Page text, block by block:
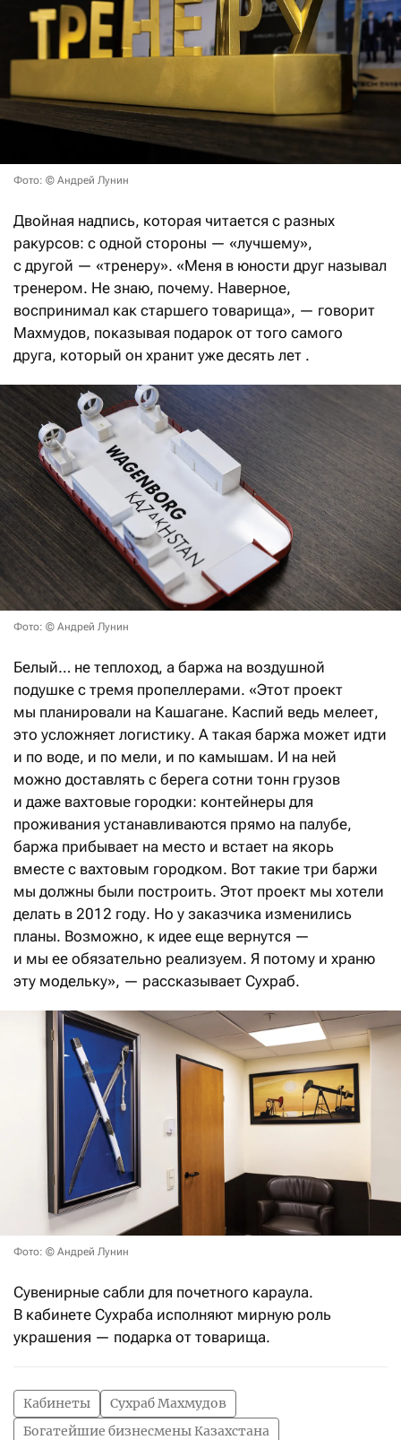
Фото: © Андрей Лунин
Двойная надпись, которая читается с разных
ракурсов: с одной стороны — «лучшему»,
с другой — «тренеру». «Меня в юности друг называл
тренером. Не знаю, почему. Наверное,
воспринимал как старшего товарища», — говорит
Махмудов, показывая подарок от того самого
друга, который он хранит уже десять лет .
Фото: © Андрей Лунин
Белый… не теплоход, а баржа на воздушной
подушке с тремя пропеллерами. «Этот проект
мы планировали на Кашагане. Каспий ведь мелеет,
это усложняет логистику. А такая баржа может идти
и по воде, и по мели, и по камышам. И на ней
можно доставлять с берега сотни тонн грузов
и даже вахтовые городки: контейнеры для
проживания устанавливаются прямо на палубе,
баржа прибывает на место и встает на якорь
вместе с вахтовым городком. Вот такие три баржи
мы должны были построить. Этот проект мы хотели
делать в 2012 году. Но у заказчика изменились
планы. Возможно, к идее еще вернутся —
и мы ее обязательно реализуем. Я потому и храню
эту модельку», — рассказывает Сухраб.
Фото: © Андрей Лунин
Сувенирные сабли для почетного караула.
В кабинете Сухраба исполняют мирную роль
украшения — подарка от товарища.
Кабинеты
Сухраб Махмудов
Богатейшие бизнесмены Казахстана